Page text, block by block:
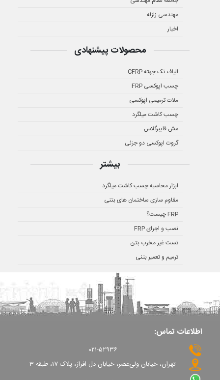
مهندسی زلزله
اخبار
محصولات پیشنهادی
الیاف تک جهته CFRP
چسب اپوکسی FRP
ملات ترمیمی اپوکسی
چسب کاشت میلگرد
مش فایبرگلاس
گروت اپوکسی دو جزئی
بیشتر
ابزار محاسبه چسب کاشت میلگرد
مقاوم سازی ساختمان های بتنی
FRP چیست؟
نصب و اجرای FRP
تست غیر مخرب بتن
ترمیم و تعمیر بتنی
اطلاعات تماس:
۰۲۱-۵۲۹۳۶
تهران، خیابان ولی‌عصر، خیابان دل افراز، پلاک 17، طبقه 3